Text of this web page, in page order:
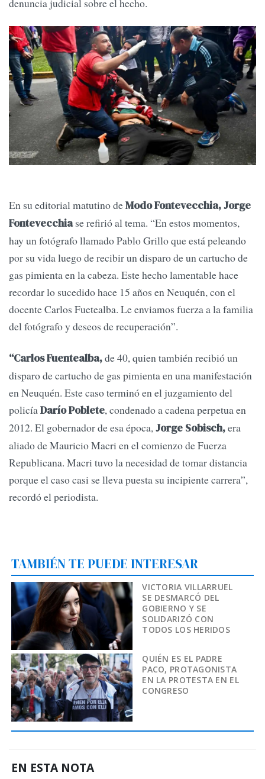
denuncia judicial sobre el hecho.
En su editorial matutino deModo Fontevecchia,Jorge
Fontevecchiase refirió al tema. “En estos momentos,
hay un fotógrafo llamado Pablo Grillo que está peleando
por su vida luego de recibir un disparo de un cartucho de
gas pimienta en la cabeza. Este hecho lamentable hace
recordar lo sucedido hace 15 años en Neuquén, con el
docente Carlos Fuetealba. Le enviamos fuerza a la familia
del fotógrafo y deseos de recuperación”.
“Carlos Fuentealba,de 40, quien también recibió un
disparo de cartucho de gas pimienta en una manifestación
en Neuquén. Este caso terminó en el juzgamiento del
policíaDarío Poblete, condenado a cadena perpetua en
2012. El gobernador de esa época,Jorge Sobisch,era
aliado de Mauricio Macri en el comienzo de Fuerza
Republicana. Macri tuvo la necesidad de tomar distancia
porque el caso casi se lleva puesta su incipiente carrera”,
recordó el periodista.
TAMBIÉN TE PUEDE INTERESAR
VICTORIA VILLARRUEL
SE DESMARCÓ DEL
GOBIERNO Y SE
SOLIDARIZÓ CON
TODOS LOS HERIDOS
QUIÉN ES EL PADRE
PACO, PROTAGONISTA
EN LA PROTESTA EN EL
CONGRESO
EN ESTA NOTA